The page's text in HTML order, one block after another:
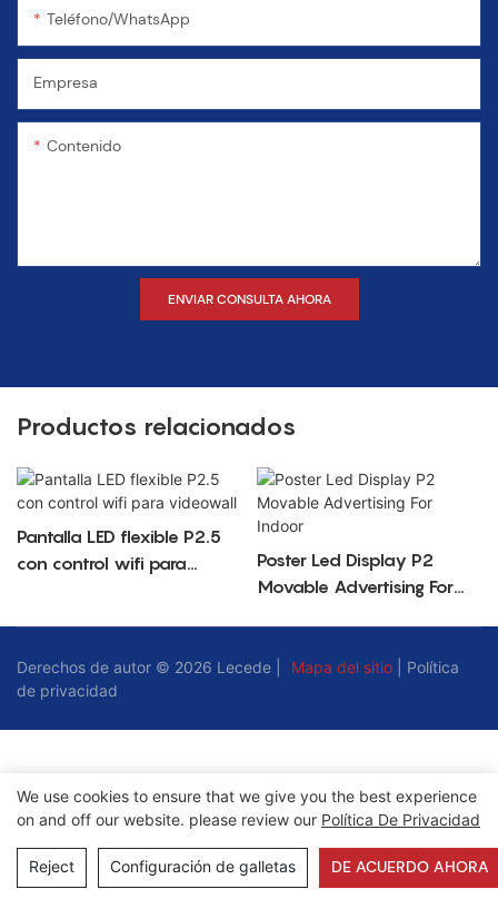
Teléfono/WhatsApp
Empresa
Contenido
ENVIAR CONSULTA AHORA
Productos relacionados
Pantalla LED flexible P2.5
con control wifi para
Poster Led Display P2
Movable Advertising For
Derechos de autor © 2026 Lecede | Mapa del sitio
Política
de privacidad
We use cookies to ensure that we give you the best experience
on and off our website. please review our Política De Privacidad
Reject Configuración de galletas DE ACUERDO AHORA